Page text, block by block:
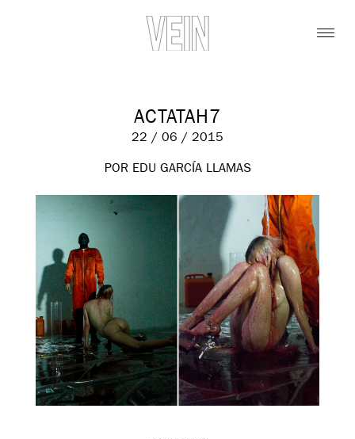
ACTATAH7
22 / 06 / 2015
POR EDU GARCÍA LLAMAS